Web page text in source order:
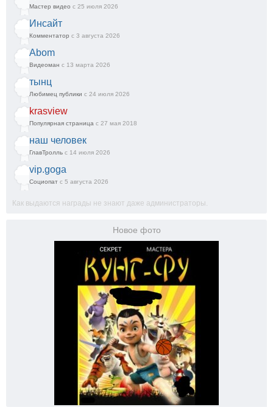
Мастер видео с 25 июля 2026
Инсайт
Комментатор с 3 августа 2026
Abom
Видеоман с 13 марта 2026
тынц
Любимец публики с 24 июля 2026
krasview
Популярная страница с 27 мая 2018
наш человек
ГлавТролль с 14 июля 2026
vip.goga
Социопат с 5 августа 2026
Как выдаются награды не знают даже администраторы.
Новое фото